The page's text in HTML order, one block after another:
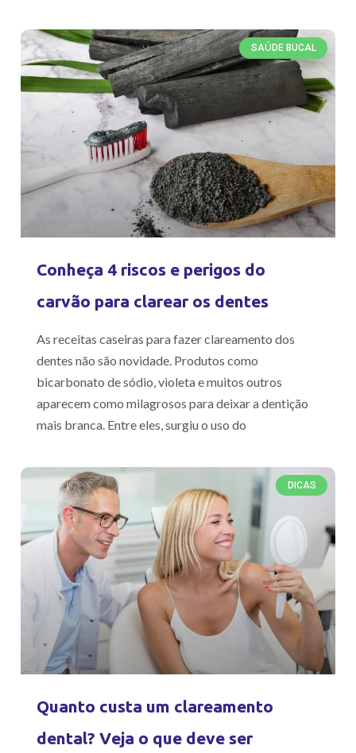
SAÚDE BUCAL
Conheça 4 riscos e perigos do
carvão para clarear os dentes
As receitas caseiras para fazer clareamento dos
dentes não são novidade. Produtos como
bicarbonato de sódio, violeta e muitos outros
aparecem como milagrosos para deixar a dentição
mais branca. Entre eles, surgiu o uso do
DICAS
Quanto custa um clareamento
dental? Veja o que deve ser